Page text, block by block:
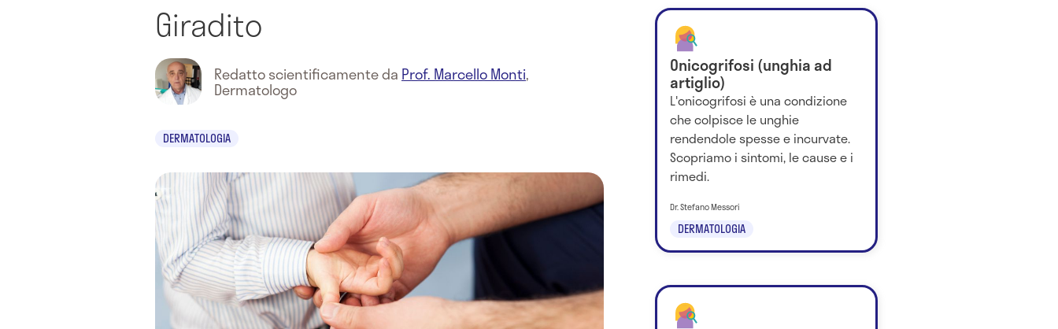
Giradito
Redatto scientificamente da Prof. Marcello Monti,
Dermatologo
DERMATOLOGIA
Onicogrifosi (unghia ad
artiglio)
L'onicogrifosi è una condizione
che colpisce le unghie
rendendole spesse e incurvate.
Scopriamo i sintomi, le cause e i
rimedi.
DERMATOLOGIA
Dr. Stefano Messori